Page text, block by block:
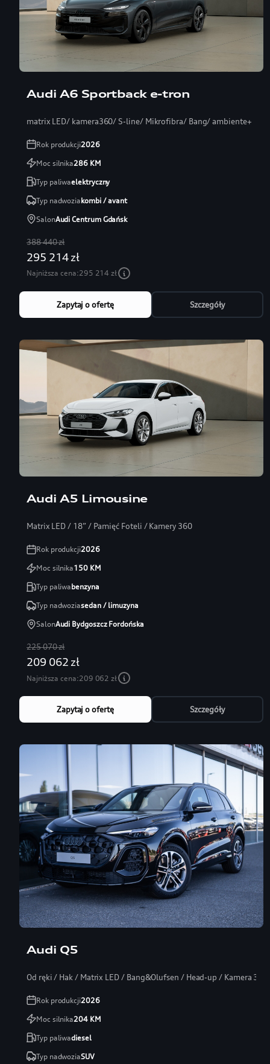
Audi A6 Sportback e-tron
matrix LED/ kamera360/ S-line/ Mikrofibra/ Bang/ ambiente+
Rok produkcji2026
Moc silnika286KM
Typ paliwaelektryczny
Typ nadwoziakombi / avant
SalonAudi Centrum Gdańsk
388 440 zł
295 214 zł
Najniższa cena:295 214 zł
Zapytaj o ofertę Szczegóły
Audi A5 Limousine
Matrix LED / 18” / Pamięć Foteli / Kamery 360
Rok produkcji2026
Moc silnika150KM
Typ paliwabenzyna
Typ nadwoziasedan / limuzyna
SalonAudi Bydgoszcz Fordońska
225 070 zł
209 062 zł
Najniższa cena:209 062 zł
Zapytaj o ofertę Szczegóły
Audi Q5
Od ręki / Hak / Matrix LED / Bang&Olufsen / Head-up / Kamera 360
Rok produkcji2026
Moc silnika204KM
Typ paliwadiesel
Typ nadwoziaSUV